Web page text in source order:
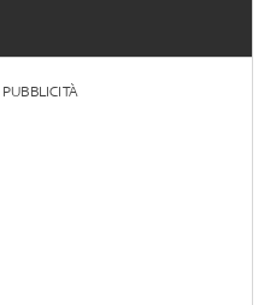
PUBBLICITÀ